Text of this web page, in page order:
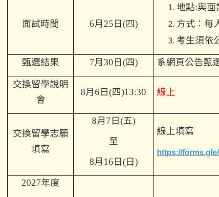
面試時間 6月25日(四)
地點:與面
方式：每
考生須依
甄選結果 7月30日(四) 系網頁公告甄
交換留學說明
會
8月6日(四)13:30 線上
交換留學志願
填寫
8月7日(五)
至
8月16日(日)
線上填寫
https://
2027年度